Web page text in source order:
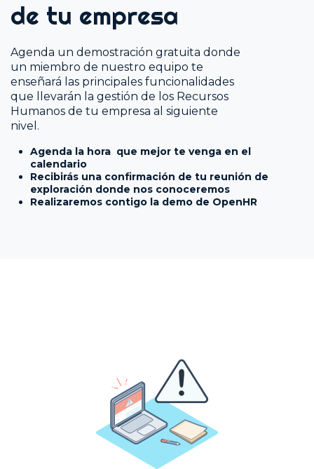
de tu empresa
Agenda un demostración gratuita donde
un miembro de nuestro equipo te
enseñará las principales funcionalidades
que llevarán la gestión de los Recursos
Humanos de tu empresa al siguiente
nivel.
Agenda la hora que mejor te venga en el
calendario
Recibirás una confirmación de tu reunión de
exploración donde nos conoceremos
Realizaremos contigo la demo de OpenHR